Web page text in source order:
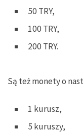
50 TRY,
100 TRY,
200 TRY.
Są też monety o
1 kurusz,
5 kuruszy,